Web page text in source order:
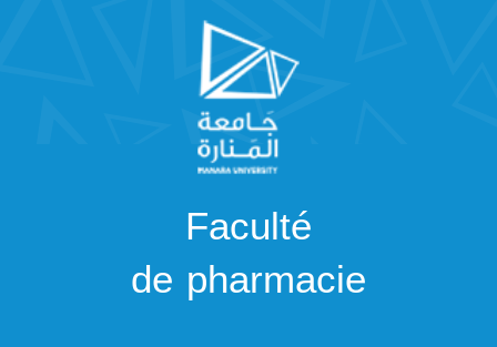
Faculté
de pharmacie